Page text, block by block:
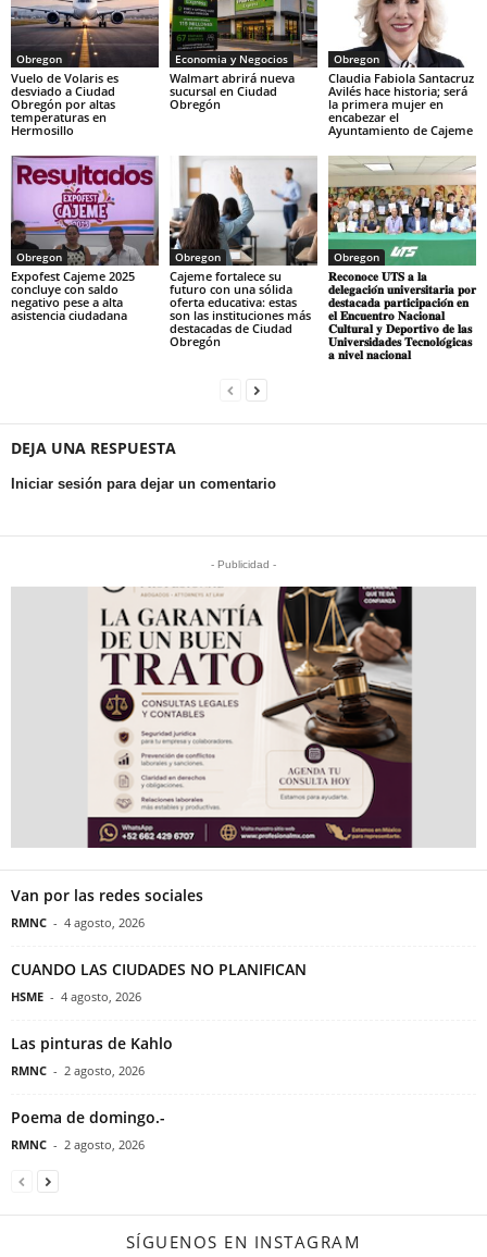
Obregon
Vuelo de Volaris es
desviado a Ciudad
Obregón por altas
temperaturas en
Hermosillo
Economia y Negocios
Walmart abrirá nueva
sucursal en Ciudad
Obregón
Obregon
Claudia Fabiola Santacruz
Avilés hace historia; será
la primera mujer en
encabezar el
Ayuntamiento de Cajeme
Obregon
Expofest Cajeme 2025
concluye con saldo
negativo pese a alta
asistencia ciudadana
Obregon
Cajeme fortalece su
futuro con una sólida
oferta educativa: estas
son las instituciones más
destacadas de Ciudad
Obregón
Obregon
𝐑𝐞𝐜𝐨𝐧𝐨𝐜𝐞 𝐔𝐓𝐒 𝐚 𝐥𝐚
𝐝𝐞𝐥𝐞𝐠𝐚𝐜𝐢𝐨́𝐧 𝐮𝐧𝐢𝐯𝐞𝐫𝐬𝐢𝐭𝐚𝐫𝐢𝐚 𝐩𝐨𝐫
𝐝𝐞𝐬𝐭𝐚𝐜𝐚𝐝𝐚 𝐩𝐚𝐫𝐭𝐢𝐜𝐢𝐩𝐚𝐜𝐢𝐨́𝐧 𝐞𝐧
𝐞𝐥 𝐄𝐧𝐜𝐮𝐞𝐧𝐭𝐫𝐨 𝐍𝐚𝐜𝐢𝐨𝐧𝐚𝐥
𝐂𝐮𝐥𝐭𝐮𝐫𝐚𝐥 𝐲 𝐃𝐞𝐩𝐨𝐫𝐭𝐢𝐯𝐨 𝐝𝐞 𝐥𝐚𝐬
𝐔𝐧𝐢𝐯𝐞𝐫𝐬𝐢𝐝𝐚𝐝𝐞𝐬 𝐓𝐞𝐜𝐧𝐨𝐥𝐨́𝐠𝐢𝐜𝐚𝐬
𝐚 𝐧𝐢𝐯𝐞𝐥 𝐧𝐚𝐜𝐢𝐨𝐧𝐚𝐥
DEJA UNA RESPUESTA
Iniciar sesión para dejar un comentario
- Publicidad -
Van por las redes sociales
RMNC - 4 agosto, 2026
CUANDO LAS CIUDADES NO PLANIFICAN
HSME - 4 agosto, 2026
Las pinturas de Kahlo
RMNC - 2 agosto, 2026
Poema de domingo.-
RMNC - 2 agosto, 2026
SÍGUENOS EN INSTAGRAM